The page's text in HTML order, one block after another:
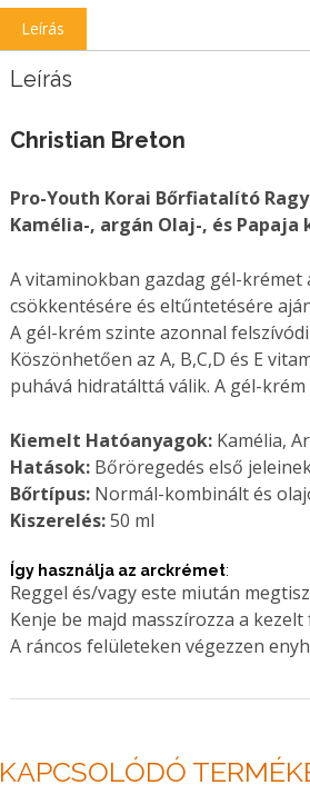
Leírás
Leírás
Christian Breton
Pro-Youth Korai Bőrfiatalító
Kamélia-, argán Olaj-, és
A vitaminokban gazdag gél-
csökkentésére és eltűntetésére
A gél-krém szinte azonnal
Köszönhetően az A, B,C,D és E
puhává hidratálttá válik. A gél-
Kiemelt Hatóanyagok: Kamélia,
Hatások: Bőröregedés első
Bőrtípus: Normál-kombinált és
Kiszerelés:50 ml
Így használja az arckrémet:
Reggel és/vagy este miután
Kenje be majd masszírozza a
A ráncos felületeken végezzen
KAPCSOLÓDÓ